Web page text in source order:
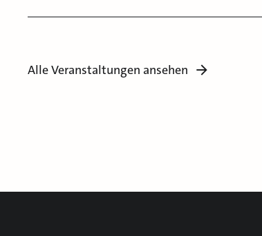
Alle Veranstaltungen ansehen